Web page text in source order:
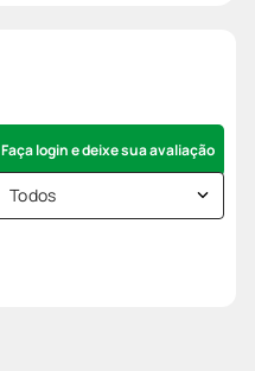
Faça login e deixe sua avaliação
Todos